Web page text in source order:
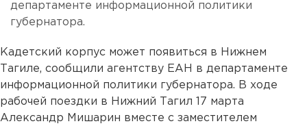
департаменте информационной политики
губернатора.
Кадетский корпус может появиться в Нижнем
Тагиле, сообщили агентству ЕАН в департаменте
информационной политики губернатора. В ходе
рабочей поездки в Нижний Тагил 17 марта
Александр Мишарин вместе с заместителем